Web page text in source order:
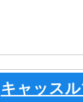
キャッス